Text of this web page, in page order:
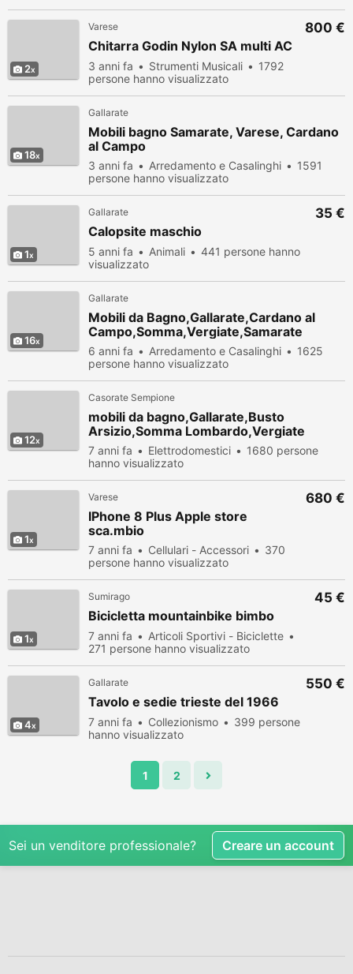
2
Varese
Chitarra Godin Nylon SA multi AC
3 anni fa Strumenti Musicali
1792
persone hanno visualizzato
800 €
18
Gallarate
Mobili bagno Samarate, Varese, Cardano
al Campo
3 anni fa Arredamento e Casalinghi
1591
persone hanno visualizzato
1
Gallarate
Calopsite maschio
5 anni fa Animali
441 persone hanno
visualizzato
35 €
16
Gallarate
Mobili da Bagno,Gallarate,Cardano al
Campo,Somma,Vergiate,Samarate
6 anni fa Arredamento e Casalinghi
1625
persone hanno visualizzato
12
Casorate Sempione
mobili da bagno,Gallarate,Busto
Arsizio,Somma Lombardo,Vergiate
7 anni fa Elettrodomestici
1680 persone
hanno visualizzato
1
Varese
IPhone 8 Plus Apple store
sca.mbio
7 anni fa Cellulari - Accessori
370
persone hanno visualizzato
680 €
1
Sumirago
Bicicletta mountainbike bimbo
7 anni fa
Articoli Sportivi - Biciclette
271 persone hanno visualizzato
45 €
4
Gallarate
Tavolo e sedie trieste del 1966
7 anni fa Collezionismo
399 persone
hanno visualizzato
550 €
1 2
Sei un venditore professionale? Creare un account